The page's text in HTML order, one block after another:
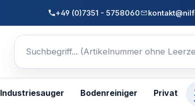
+49 (0)7351 - 5758060
Industriesauger Bodenreiniger Privat